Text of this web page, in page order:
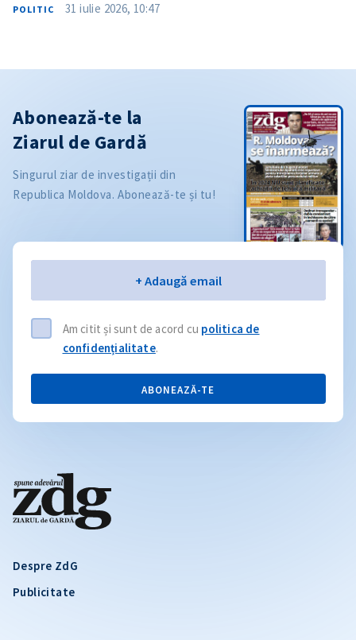
POLITIC 31 iulie 2026, 10:47
Despre ZdG
Publicitate
Abonează-te la
Ziarul de Gardă
Singurul ziar de investigații din
Republica Moldova. Abonează-te și tu!
+ Adaugă email
Am citit și sunt de acord cu politica de
confidențialitate.
ABONEAZĂ-TE